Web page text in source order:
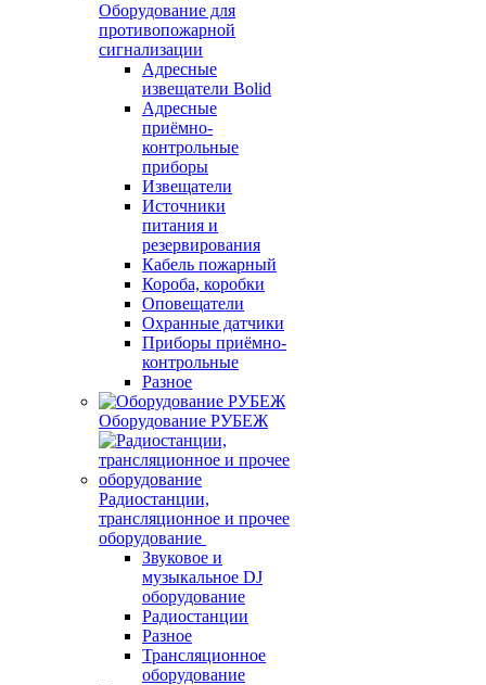
Оборудование для
противопожарной
сигнализации
Адресные
извещатели Bolid
Адресные
приёмно-
контрольные
приборы
Извещатели
Источники
питания и
резервирования
Кабель пожарный
Короба, коробки
Оповещатели
Охранные датчики
Приборы приёмно-
контрольные
Разное
Оборудование РУБЕЖ
Радиостанции,
трансляционное и прочее
оборудование
Звуковое и
музыкальное DJ
оборудование
Радиостанции
Разное
Трансляционное
оборудование